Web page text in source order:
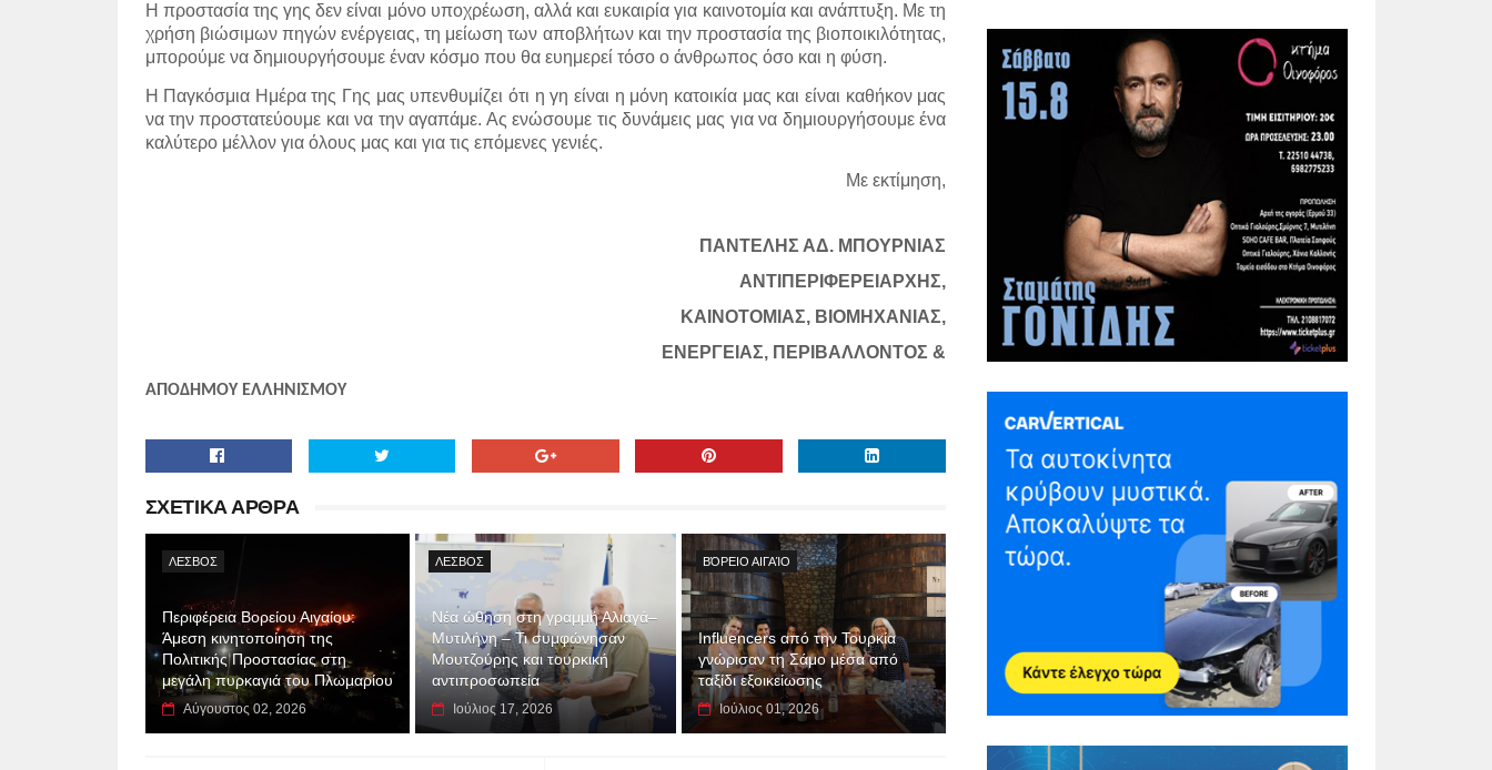
Η προστασία της γης δεν είναι μόνο υποχρέωση, αλλά και ευκαιρία για καινοτομία και ανάπτυξη. Με τη
χρήση βιώσιμων πηγών ενέργειας, τη μείωση των αποβλήτων και την προστασία της βιοποικιλότητας,
μπορούμε να δημιουργήσουμε έναν κόσμο που θα ευημερεί τόσο ο άνθρωπος όσο και η φύση.
Η Παγκόσμια Ημέρα της Γης μας υπενθυμίζει ότι η γη είναι η μόνη κατοικία μας και είναι καθήκον μας
να την προστατεύουμε και να την αγαπάμε. Ας ενώσουμε τις δυνάμεις μας για να δημιουργήσουμε ένα
καλύτερο μέλλον για όλους μας και για τις επόμενες γενιές.
Με εκτίμηση,
ΠΑΝΤΕΛΗΣ ΑΔ. ΜΠΟΥΡΝΙΑΣ
ΑΝΤΙΠΕΡΙΦΕΡΕΙΑΡΧΗΣ,
ΚΑΙΝΟΤΟΜΙΑΣ, ΒΙΟΜΗΧΑΝΙΑΣ,
ΕΝΕΡΓΕΙΑΣ, ΠΕΡΙΒΑΛΛΟΝΤΟΣ &
ΑΠΟΔΗΜΟΥ ΕΛΛΗΝΙΣΜΟΥ
ΣΧΕΤΙΚΑ ΑΡΘΡΑ
ΛΕΣΒΟΣ
Περιφέρεια Βορείου Αιγαίου:
Άμεση κινητοποίηση της
Πολιτικής Προστασίας στη
μεγάλη πυρκαγιά του Πλωμαρίου
Αύγουστος 02, 2026
ΛΕΣΒΟΣ
Νέα ώθηση στη γραμμή Αλιαγά–
Μυτιλήνη – Τι συμφώνησαν
Μουτζούρης και τουρκική
αντιπροσωπεία
Ιούλιος 17, 2026
ΒΌΡΕΙΟ ΑΙΓΑΊΟ
Influencers από την Τουρκία
γνώρισαν τη Σάμο μέσα από
ταξίδι εξοικείωσης
Ιούλιος 01, 2026